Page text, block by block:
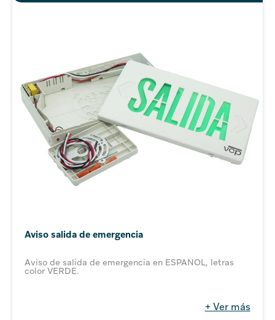
Aviso salida de emergencia
Aviso de salida de emergencia en ESPAÑOL, letras
color VERDE.
+ Ver más